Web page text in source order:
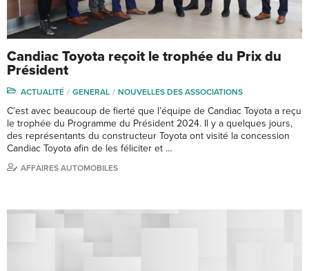
Candiac Toyota reçoit le trophée du Prix du
Président
ACTUALITÉ GENERAL NOUVELLES DES ASSOCIATIONS
C’est avec beaucoup de fierté que l’équipe de Candiac Toyota a reçu
le trophée du Programme du Président 2024. Il y a quelques jours,
des représentants du constructeur Toyota ont visité la concession
Candiac Toyota afin de les féliciter et …
AFFAIRES AUTOMOBILES